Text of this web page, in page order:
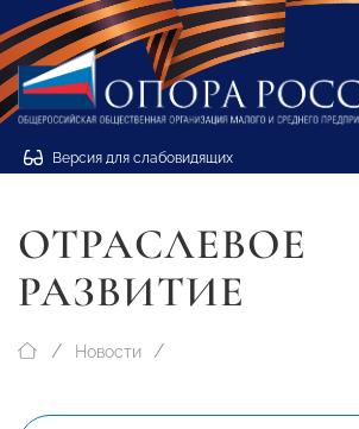
Версия для слабовидящих
ОТРАСЛЕВОЕ
РАЗВИТИЕ
Новости